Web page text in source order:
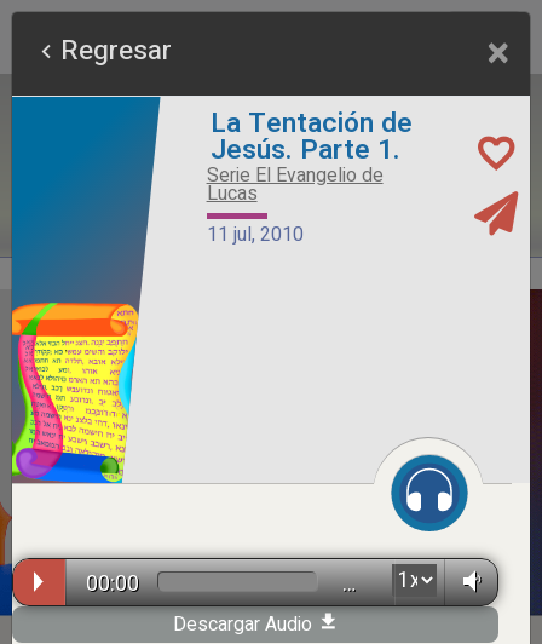
Regresar ×
La Tentación de
Jesús. Parte 1.
Serie El Evangelio de
Lucas
11 jul, 2010
00:00 …
Descargar Audio